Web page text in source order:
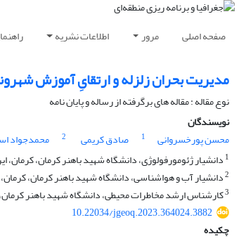
صفحه اصلی مرور اطلاعات نشریه
مدیریت بحران زلزله و ارتقایِ آموزش
نوع مقاله : مقاله های برگرفته از رساله و پایان نامه
نویسندگان
محسن پورخسروانی
1 صادق کریمی 2 محمدجواد
1 دانشیار ژئومورفولوژی، دانشگاه شهید باهنر کرمان،
2دانشیار آب و هواشناسی، دانشگاه شهید باهنر کرمان، کرمان،
3کارشناس ارشد مخاطرات محیطی، دانشگاه شهید باهنر کرمان،
10.22034/jgeoq.2023.364024.3882
چکیده